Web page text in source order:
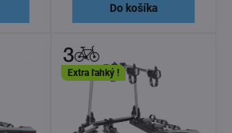
Do košíka
Extra ľahký !